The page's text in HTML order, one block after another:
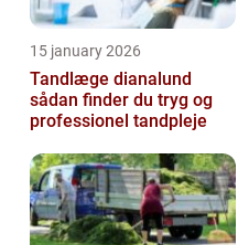
15 january 2026
Tandlæge dianalund
sådan finder du tryg og
professionel tandpleje